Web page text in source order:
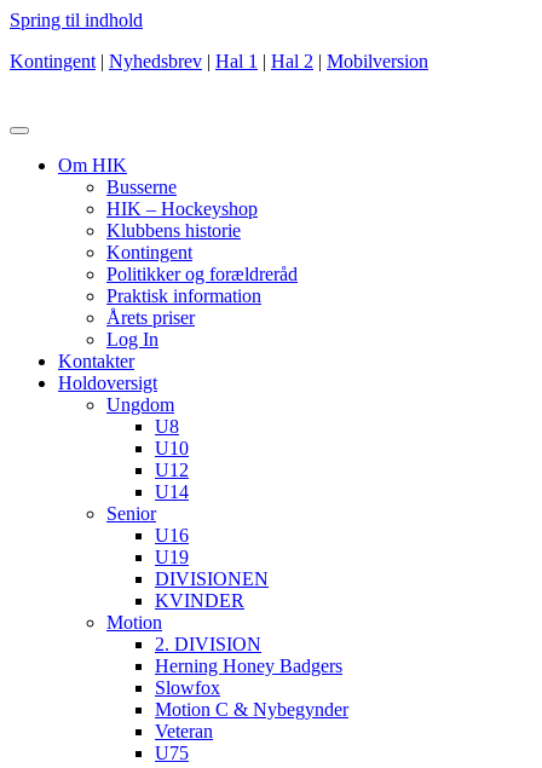
Spring til indhold
Kontingent | Nyhedsbrev | Hal 1 | Hal 2 | Mobilversion
Om HIK
Busserne
HIK – Hockeyshop
Klubbens historie
Kontingent
Politikker og forældreråd
Praktisk information
Årets priser
Log In
Kontakter
Holdoversigt
Ungdom
U8
U10
U12
U14
Senior
U16
U19
DIVISIONEN
KVINDER
Motion
2. DIVISION
Herning Honey Badgers
Slowfox
Motion C & Nybegynder
Veteran
U75